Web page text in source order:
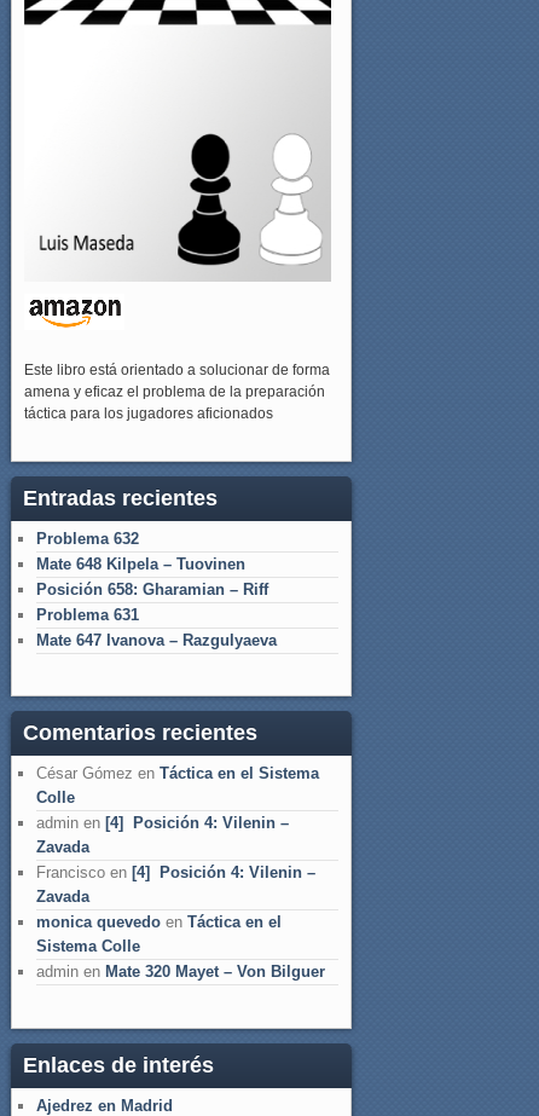
Este libro está orientado a solucionar de forma
amena y eficaz el problema de la preparación
táctica para los jugadores aficionados
Entradas recientes
Problema 632
Mate 648 Kilpela – Tuovinen
Posición 658: Gharamian – Riff
Problema 631
Mate 647 Ivanova – Razgulyaeva
Comentarios recientes
César Gómez en Táctica en el Sistema
Colle
admin en [4] Posición 4: Vilenin –
Zavada
Francisco en [4] Posición 4: Vilenin –
Zavada
monica quevedo en Táctica en el
Sistema Colle
admin en Mate 320 Mayet – Von Bilguer
Enlaces de interés
Ajedrez en Madrid